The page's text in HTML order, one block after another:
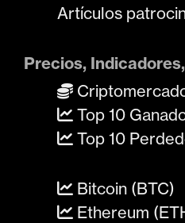
Artículos
Precios,
Top 10
Top 10
Bitcoin (BTC)
Ethereum